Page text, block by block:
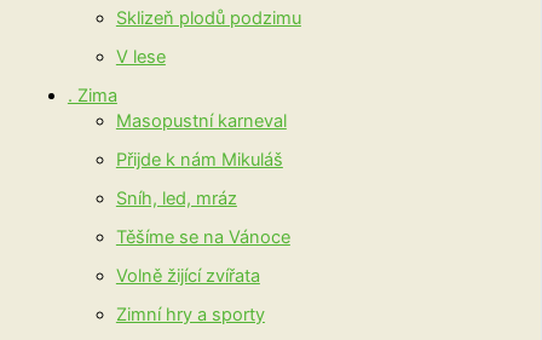
Sklizeň plodů podzimu
V lese
. Zima
Masopustní karneval
Přijde k nám Mikuláš
Sníh, led, mráz
Těšíme se na Vánoce
Volně žijící zvířata
Zimní hry a sporty